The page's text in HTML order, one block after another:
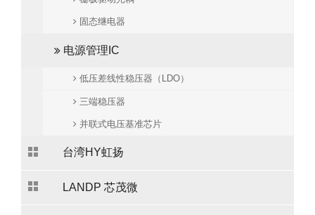
固态继电器
电源管理IC
低压差线性稳压器（LDO）
三端稳压器
并联式电压基准芯片
台湾HY虹扬
LANDP 芯茂微